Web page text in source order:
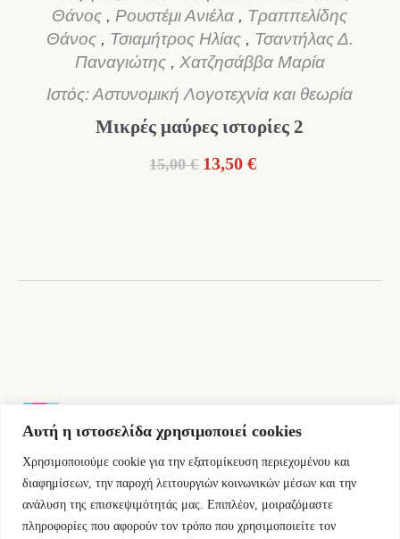
Αυτή η ιστοσελίδα χρησιμοποιεί cookies
Χρησιμοποιούμε cookie για την εξατομίκευση περιεχομένου και
διαφημίσεων, την παροχή λειτουργιών κοινωνικών μέσων και την
ανάλυση της επισκεψιμότητάς μας. Επιπλέον, μοιραζόμαστε
πληροφορίες που αφορούν τον τρόπο που χρησιμοποιείτε τον
Θάνος , Ρουστέμι Ανιέλα , Τραππελίδης
Θάνος , Τσιαμήτρος Ηλίας , Τσαντήλας Δ.
Παναγιώτης , Χατζησάββα Μαρία
Ιστός: Αστυνομική Λογοτεχνία και θεωρία
Μικρές μαύρες ιστορίες 2
15,00 € Original
13,50 €Η
Εμμ.Μπενάκη 76 10681 Αθήνα Ελλάδα.
+30.2110084023